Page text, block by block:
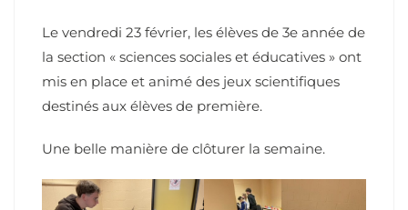
Le vendredi 23 février, les élèves de 3e année de
la section « sciences sociales et éducatives » ont
mis en place et animé des jeux scientifiques
destinés aux élèves de première.
Une belle manière de clôturer la semaine.